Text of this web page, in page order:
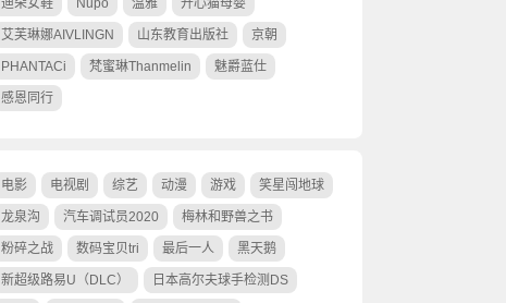
迪朵女鞋 Nupo 温雅 开心猫母婴
艾芙琳娜AIVLINGN 山东教育出版社 京朝
PHANTACi 梵蜜琳Thanmelin 魅爵蓝仕
感恩同行
电影 电视剧 综艺 动漫 游戏 笑星闯地球
龙泉沟 汽车调试员2020 梅林和野兽之书
粉碎之战 数码宝贝tri 最后一人 黑天鹅
新超级路易U（DLC） 日本高尔夫球手检测DS